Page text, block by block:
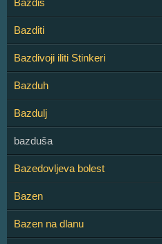
Bazditi
Bazdivoji iliti Stinkeri
Bazduh
Bazdulj
bazduša
Bazedovljeva bolest
Bazen
Bazen na dlanu